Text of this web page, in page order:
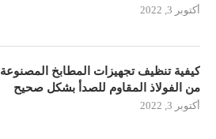
أكتوبر 3, 2022
كيفية تنظيف تجهيزات المطابخ المصنوعة
من الفولاذ المقاوم للصدأ بشكل صحيح
أكتوبر 3, 2022